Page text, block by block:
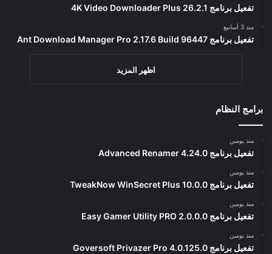
تفعيل برنامج 4K Video Downloader Plus 26.2.1
منذ 3 أسابيع
تفعيل برنامج Ant Download Manager Pro 2.17.6 Build 96447
اظهر المزيد
برامج النظام
منذ يومين
تفعيل برنامج Advanced Renamer 4.24.0
منذ يومين
تفعيل برنامج TweakNow WinSecret Plus 10.0.0
منذ يومين
تفعيل برنامج Easy Gamer Utility PRO 2.0.0.0
منذ يومين
تفعيل برنامج Goversoft Privazer Pro 4.0.125.0